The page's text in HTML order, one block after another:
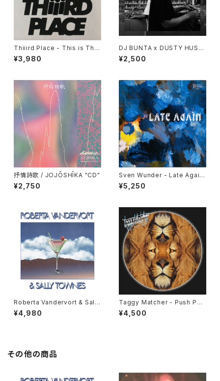
Thiiird Place - This is Thiii
rd Place "LP"
¥3,980
DJ BUNTA x DUSTY HUSK
Y - 47 CAMPiN DIGGiN "C
D"
¥2,500
抒情詩歌 / JOJŌSHĪKA "CD"
¥2,750
Sven Wunder - Late Again
"LP"
¥5,250
Roberta Vandervort & Sally
Townes "LP"
¥4,980
Taggy Matcher - Push Pus
h "LP"
¥4,500
その他の商品